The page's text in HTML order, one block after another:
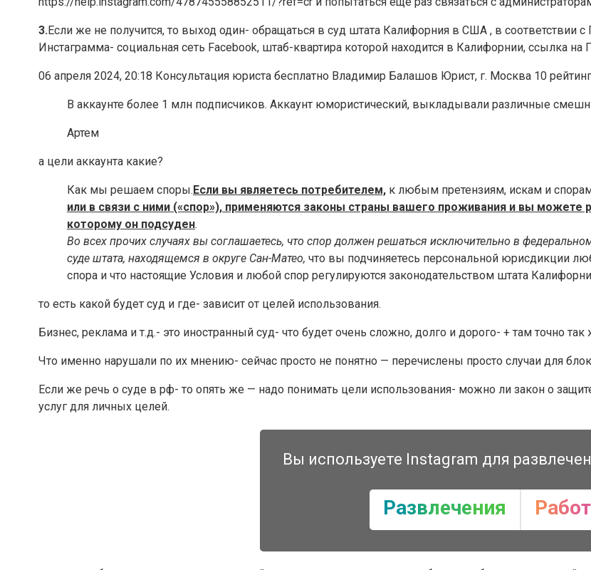
3.Если же не получится, то выход один- обращаться в суд штата Калифорния в США , в
Инстаграмма- социальная сеть Facebook, штаб-квартира которой находится в Калифорнии, ссылка
06 апреля 2024, 20:18 Консультация юриста бесплатно Владимир Балашов Юрист, г. Москва 10
В аккаунте более 1 млн подписчиков. Аккаунт юмористический, выкладывали различные
Артем
а цели аккаунта какие?
Как мы решаем споры.Если вы являетесь потребителем, к любым претензиям, искам и
или в связи с ними («спор»), применяются законы страны вашего проживания и вы
которому он подсуден.
Во всех прочих случаях вы соглашаетесь, что спор должен решаться исключительно в
суде штата, находящемся в округе Сан-Матео, что вы подчиняетесь персональной юрисдикции
спора и что настоящие Условия и любой спор регулируются законодательством штата
то есть какой будет суд и где- зависит от целей использования.
Бизнес, реклама и т.д.- это иностранный суд- что будет очень сложно, долго и дорого- + там точно
Что именно нарушали по их мнению- сейчас просто не понятно — перечислены просто случаи для
Если же речь о суде в рф- то опять же — надо понимать цели использования- можно ли закон о
услуг для личных целей.
Вы используете Instagram для
Развлечения